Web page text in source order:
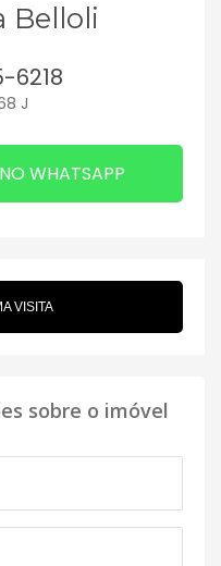
Belloli
6218
J
WHATSAPP
VISITA
sobre o imóvel